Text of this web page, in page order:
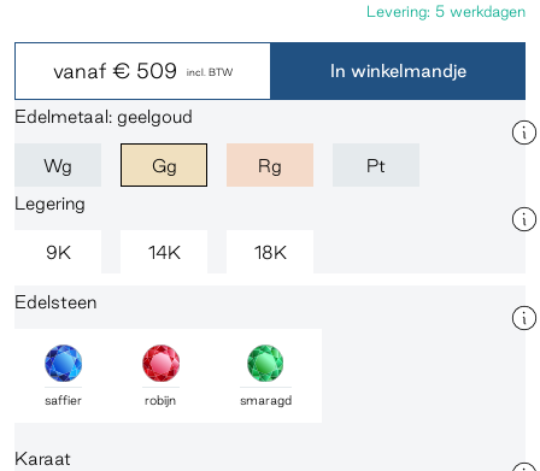
vanaf € 509 incl. BTW
Levering: 5 werkdagen
In winkelmandje
Edelmetaal: geelgoud
Wg Gg Rg
Pt
Legering
9K 14K 18K
Edelsteen
saffier robijn smaragd
Karaat